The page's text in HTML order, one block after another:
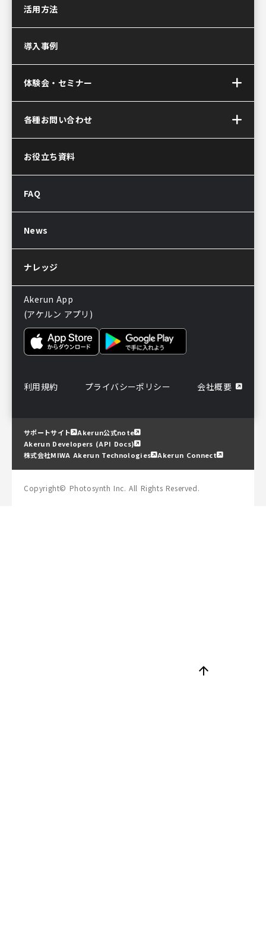
Akerun(アケルン)とは
Akerunコントローラー
Akerun Connect
(アケルンコネクト)
選ばれる理由
活用方法
導入事例
体験会・セミナー
オンラインセミナー
各種お問い合わせ
お問い合わせ
Akerunお見積り依頼
販売パートナー制度
導入後のよくある質問
お役立ち資料
FAQ
News
ナレッジ
Akerun App
(アケルン アプリ)
利用規約 プライバシーポリシー 会社概要
arrow_upward
サポートサイト
Akerun公式note
Akerun Developers (API Docs)
株式会社MIWA Akerun Technologies
Akerun Connect
Copyright© Photosynth Inc. All Rights Reserved.